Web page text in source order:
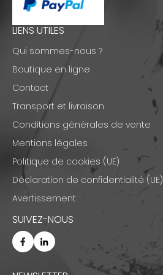
LIENS UTILES
Qui sommes-nous ?
Boutique en ligne
Contact
Transport et livraison
Conditions générales de vente
Mentions légales
Politique de cookies (UE)
Déclaration de confidentialité (UE)
Avertissement
SUIVEZ-NOUS